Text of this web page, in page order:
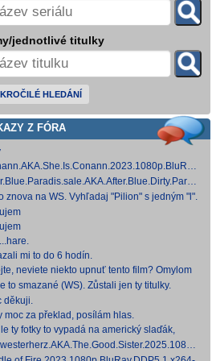
jednotlivé titulky
HLEDÁNÍ
Z FÓRA
[14,53 GB]
[15,19 GB]
znova na WS. Vyhľadaj "Pilion" s jedným "l".
mi to do 6 hodín.
neviete niekto upnuť tento film? Omylom
ho vymazal a neviem ho nikde nájsť. Robil
to smazané (WS). Zůstali jen ty titulky.
děkuji.
moc za překlad, posílám hlas.
ty fotky to vypadá na americký slaďák,
opak je pravdou..... Kdysi jsem četl i
cinepth [5,88 GB] Nemecké